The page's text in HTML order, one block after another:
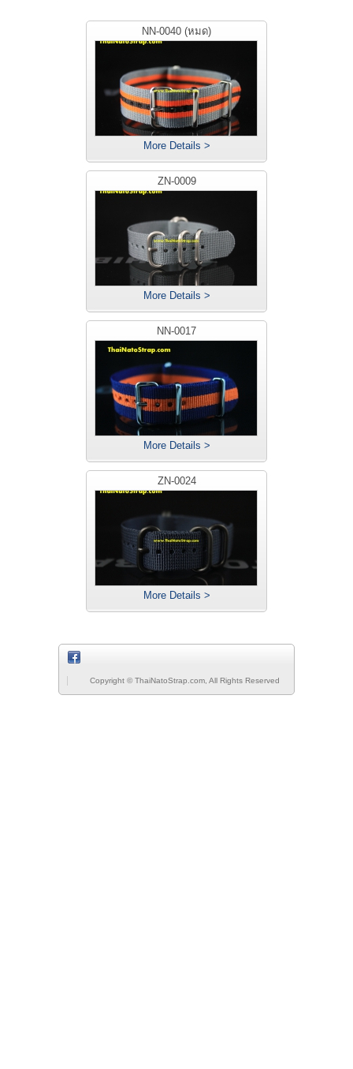
NN-0040 (หมด)
More Details >
ZN-0009
More Details >
NN-0017
More Details >
ZN-0024
More Details >
Copyright © ThaiNatoStrap.com, All Rights Reserved